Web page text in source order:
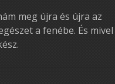
meg újra és újra az
a fenébe. És mivel